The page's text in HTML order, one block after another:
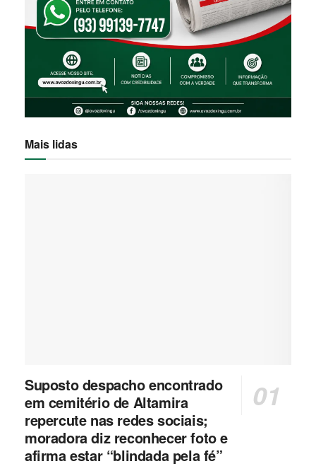
Mais lidas
Suposto despacho encontrado
em cemitério de Altamira
repercute nas redes sociais;
moradora diz reconhecer foto e
afirma estar “blindada pela fé”